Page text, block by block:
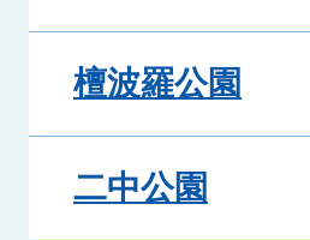
檀波羅公園
二中公園